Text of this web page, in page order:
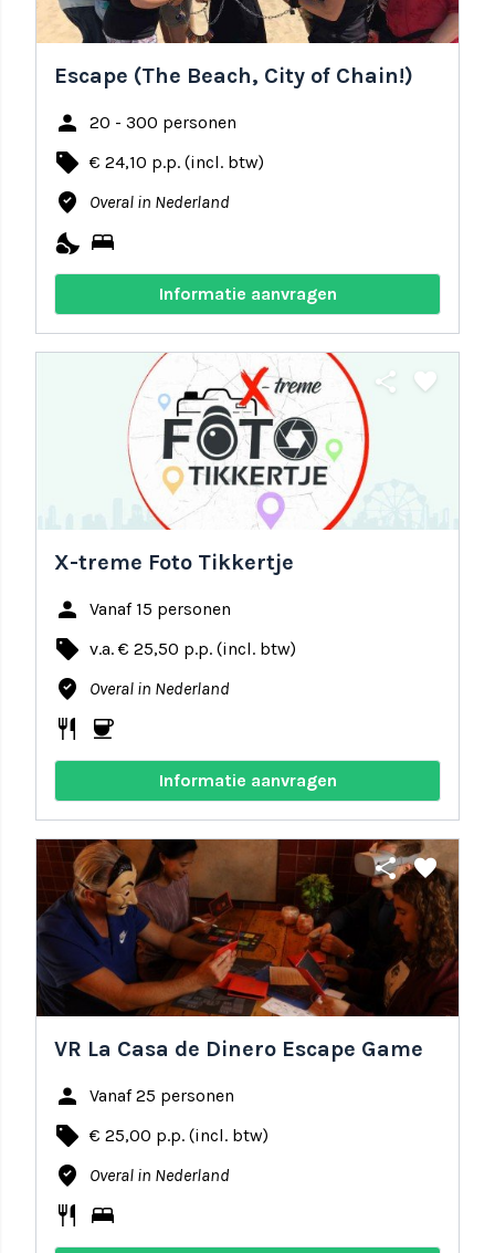
Escape (The Beach, City of Chain!)
person 20 - 300 personen
local_offer € 24,10 p.p. (incl. btw)
where_to_vote Overal in Nederland
nights_stay bed
Informatie aanvragen
share favorite
X-treme Foto Tikkertje
person Vanaf 15 personen
local_offer v.a. € 25,50 p.p. (incl. btw)
where_to_vote Overal in Nederland
restaurant coffee
Informatie aanvragen
share favorite
VR La Casa de Dinero Escape Game
person Vanaf 25 personen
local_offer € 25,00 p.p. (incl. btw)
where_to_vote Overal in Nederland
restaurant bed